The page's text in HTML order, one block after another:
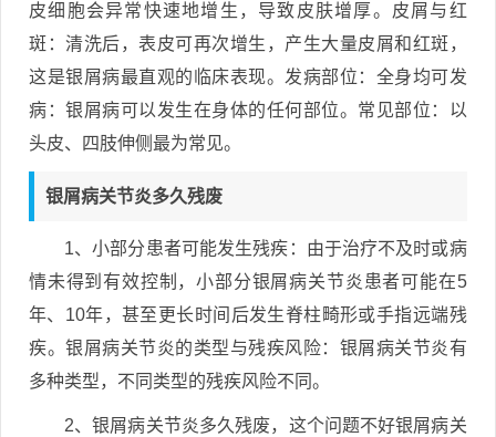
皮细胞会异常快速地增生，导致皮肤增厚。皮屑与红
斑：清洗后，表皮可再次增生，产生大量皮屑和红斑，
这是银屑病最直观的临床表现。发病部位：全身均可发
病：银屑病可以发生在身体的任何部位。常见部位：以
头皮、四肢伸侧最为常见。
银屑病关节炎多久残废
1、小部分患者可能发生残疾：由于治疗不及时或病
情未得到有效控制，小部分银屑病关节炎患者可能在5
年、10年，甚至更长时间后发生脊柱畸形或手指远端残
疾。银屑病关节炎的类型与残疾风险：银屑病关节炎有
多种类型，不同类型的残疾风险不同。
2、银屑病关节炎多久残废，这个问题不好银屑病关